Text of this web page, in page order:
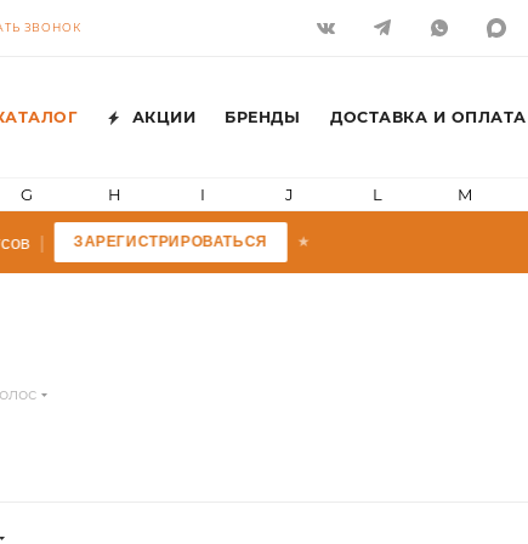
ЗВОНОК
АКЦИИ БРЕНДЫ ДОСТАВКА И ОПЛАТА
G H I J L M
| ЗАРЕГИСТРИРОВАТЬСЯ